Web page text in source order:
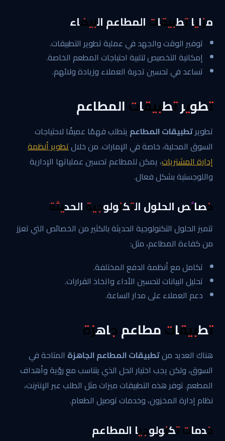
مزايا تطبيقات المطاعم البيضاء
توفير الوقت والجهد في عملية تطوير التطبيقات.
إمكانية التخصيص لتلبية احتياجات المطعم الخاصة.
تساعد في تحسين تجربة العملاء وزيادة ولائهم.
تطوير تطبيقات المطاعم
تطويرتطبيقات المطاعم يتطلب فهمًا عميقًا لاحتياجات
السوق المحلية، خاصة في الإمارات. من خلالتطوير أنظمة
إدارة المشتريات، يمكن للمطاعم تحسين عملياتها الإدارية
واللوجستية بشكل فعال.
خصائص الحلول التكنولوجية الحديثة
تتميز الحلول التكنولوجية الحديثة بالكثير من الخصائص التي تعزز
من كفاءة المطاعم، مثل:
تكامل مع أنظمة الدفع المختلفة.
تحليل البيانات لتحسين الأداء واتخاذ القرارات.
دعم العملاء على مدار الساعة.
تطبيقات مطاعم جاهزة
هناك العديد منتطبيقات المطاعم الجاهزة المتاحة في
السوق، ولكن يجب اختيار الحل الذي يتناسب مع رؤية وأهداف
المطعم. توفر هذه التطبيقات ميزات مثل الطلب عبر الإنترنت،
نظام إدارة المخزون، وخدمات توصيل الطعام.
خدمات تكنولوجيا المطاعم